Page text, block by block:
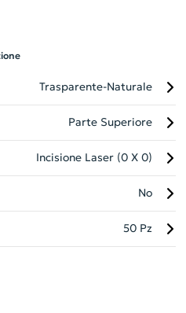
in bambù naturale, mantiene il
cubetti di formaggio,
o salse. Ideale per aziende
unici e sostenibili.
Trasparente-Naturale
Parte Superiore
Incisione Laser (0 X 0)
No
50 Pz